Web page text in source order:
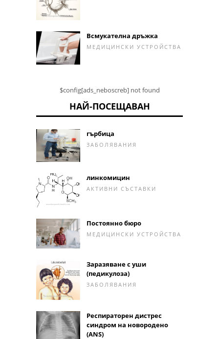
Всмукателна дръжка
МЕДИЦИНСКИ УСТРОЙСТВА
$config[ads_neboscreb] not found
НАЙ-ПОСЕЩАВАН
гърбица
ЗАБОЛЯВАНИЯ
линкомицин
АКТИВНИ СЪСТАВКИ
Постоянно бюро
МЕДИЦИНСКИ УСТРОЙСТВА
Заразяване с уши
(педикулоза)
ЗАБОЛЯВАНИЯ
Респираторен дистрес
синдром на новородено
(ANS)